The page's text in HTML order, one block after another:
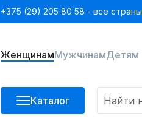
+375 (29) 205 80 58 - все страны
ЖенщинамМужчинамДетям
Каталог